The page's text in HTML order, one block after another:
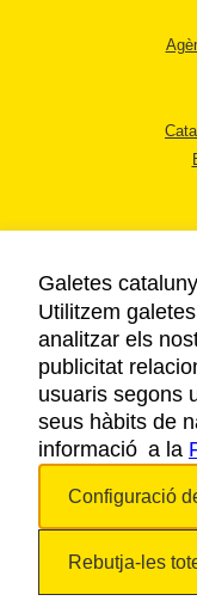
Galetes
Utilitzem
analitzar els
publicitat
usuaris segons
seus hàbits de
informació a la
Configuració
Rebutja-les